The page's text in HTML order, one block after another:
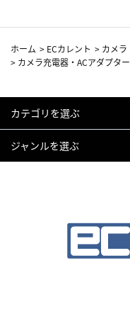
ホーム > ECカレント > カメラ
> カメラ充電器・ACアダプター
カテゴリを選ぶ
ジャンルを選ぶ